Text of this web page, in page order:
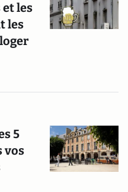
les
les
5
vos